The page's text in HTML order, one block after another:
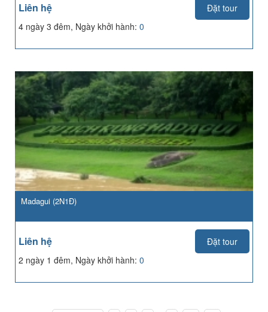
Liên hệ
Đặt tour
4 ngày 3 đêm, Ngày khởi hành: 0
Madagui (2N1Đ)
Liên hệ
Đặt tour
2 ngày 1 đêm, Ngày khởi hành: 0